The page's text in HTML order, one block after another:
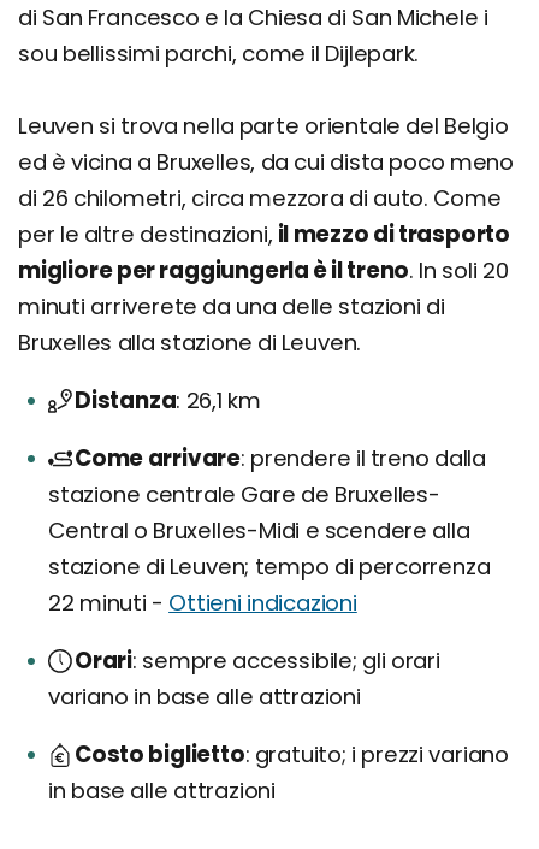
di San Francesco e la Chiesa di San Michele i
sou bellissimi parchi, come il Dijlepark.
Leuven si trova nella parte orientale del Belgio
ed è vicina a Bruxelles, da cui dista poco meno
di 26 chilometri, circa mezzora di auto. Come
per le altre destinazioni, il mezzo di trasporto
migliore per raggiungerla è il treno. In soli 20
minuti arriverete da una delle stazioni di
Bruxelles alla stazione di Leuven.
Distanza 26,1 km
Come arrivare prendere il treno dalla
stazione centrale Gare de Bruxelles-
Central o Bruxelles-Midi e scendere alla
stazione di Leuven; tempo di percorrenza
22 minuti - Ottieni indicazioni
Orari sempre accessibile; gli orari
variano in base alle attrazioni
Costo biglietto gratuito; i prezzi variano
in base alle attrazioni